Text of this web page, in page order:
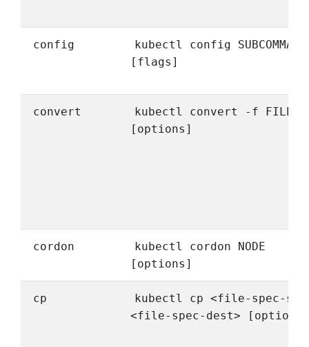
config
kubectl config SUBCOMMAND
[flags]
convert
kubectl convert -f
[options]
cordon
kubectl cordon NODE
[options]
cp
kubectl cp <file-spec-
<file-spec-dest> [options]